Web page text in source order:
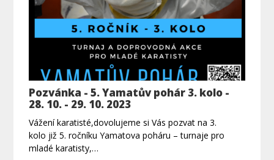
Pozvánka - 5. Yamatův pohár 3. kolo -
28. 10. - 29. 10. 2023
Vážení karatisté,dovolujeme si Vás pozvat na 3.
kolo již 5. ročníku Yamatova poháru – turnaje pro
mladé karatisty,…